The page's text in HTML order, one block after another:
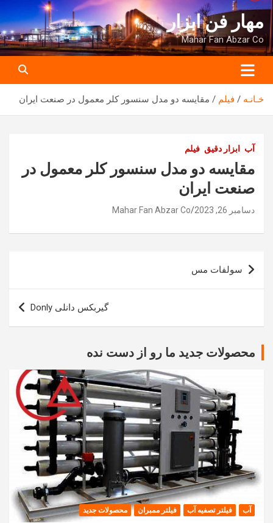
به
محتوا
برویدمهار فن ابزار
Mahar Fan Abzar Co
خـانـه فیلم مقایسه دو مدل سنسور کلر معمول در صنعت ایران
آب ابزار دقیق فیلم
مقایسه دو مدل سنسور کلر معمول در
صنعت ایران
دسامبر 26, 2023 Mahar Fan Abzar Co
راهبری
نوشته
سولفات مس
گیربکس دانلی Donly
محصولات جدید ما رو از دست نده
آب فیلتر تصفیه آب فیلتر ممبران محصولات جدید